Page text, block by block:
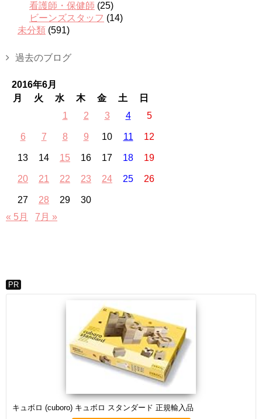
看護師・保健師 (25)
ビーンズスタッフ (14)
未分類 (591)
過去のブログ
2016年6月
月
火 水 木 金 土
日
1
2 3 4 5
6 7 8 9 10 11 12
13 14 15 16 17 18 19
20 21 22 23 24 25 26
27 28 29
30
« 5月
7月 »
PR
キュボロ (cuboro) キュボロ スタンダード 正規輸入品